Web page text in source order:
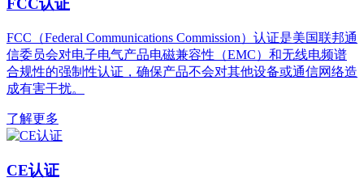
FCC认证
FCC（Federal Communications Commission）认证是美国联邦通
信委员会对电子电气产品电磁兼容性（EMC）和无线电频谱
合规性的强制性认证，确保产品不会对其他设备或通信网络造
成有害干扰。
了解更多
CE认证